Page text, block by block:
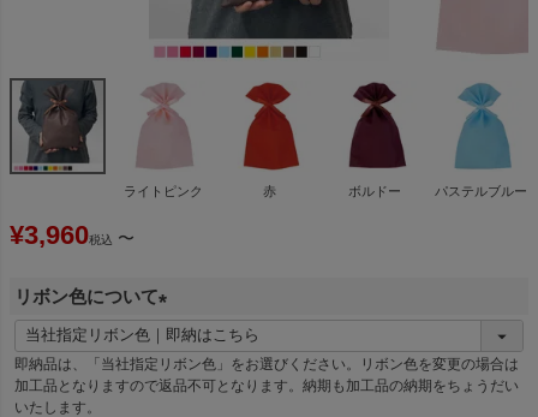
ライトピンク 赤 ボルドー パステルブルー
¥3,960税込 〜
リボン色について
必
須
即納品は、「当社指定リボン色」をお選びください。リボン色を変更の場合は
加工品となりますので返品不可となります。納期も加工品の納期をちょうだい
いたします。